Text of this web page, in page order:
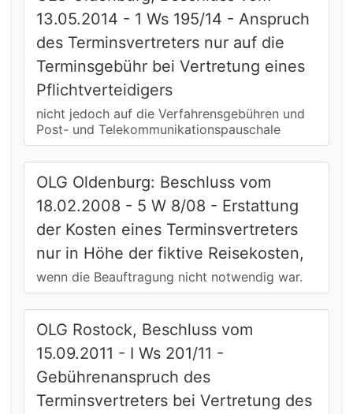
13.05.2014 - 1 Ws 195/14 - Anspruch
des Terminsvertreters nur auf die
Terminsgebühr bei Vertretung eines
Pflichtverteidigers
nicht jedoch auf die Verfahrensgebühren und
Post- und Telekommunikationspauschale
OLG Oldenburg: Beschluss vom
18.02.2008 - 5 W 8/08 - Erstattung
der Kosten eines Terminsvertreters
nur in Höhe der fiktive Reisekosten,
wenn die Beauftragung nicht notwendig war.
OLG Rostock, Beschluss vom
15.09.2011 - I Ws 201/11 -
Gebührenanspruch des
Terminsvertreters bei Vertretung des